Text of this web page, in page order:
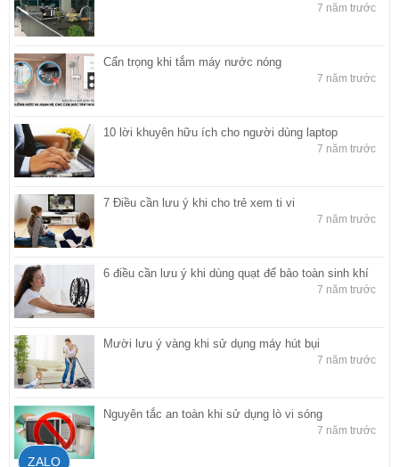
7 năm trước
Cẩn trọng khi tắm máy nước nóng
7 năm trước
10 lời khuyên hữu ích cho người dùng laptop
7 năm trước
7 Điều cần lưu ý khi cho trẻ xem ti vi
7 năm trước
6 điều cần lưu ý khi dùng quạt để bảo toàn sinh khí
7 năm trước
Mười lưu ý vàng khi sử dụng máy hút bụi
7 năm trước
Nguyên tắc an toàn khi sử dụng lò vi sóng
7 năm trước
ZALO